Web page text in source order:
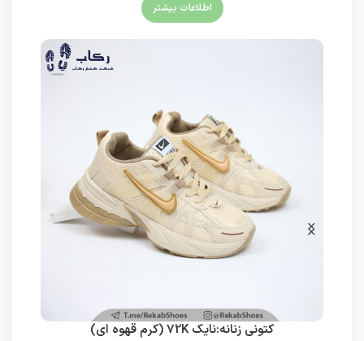
اطلاعات بیشتر
کتونی زنانه:نایک 72K (کرم قهوه ای)